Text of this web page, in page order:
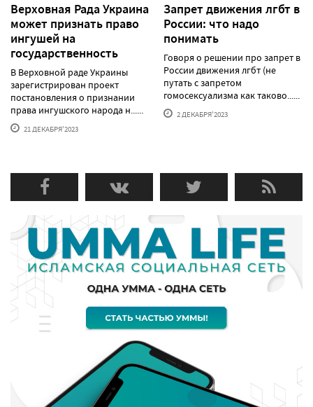
Верховная Рада Украина
может признать право
ингушей на
государственность
В Верховной раде Украины
зарегистрирован проект
постановления о признании
права ингушского народа н......
21 ДЕКАБРЯ'2023
Запрет движения лгбт в
России: что надо
понимать
Говоря о решении про запрет в
России движения лгбт (не
путать с запретом
гомосексуализма как таково......
2 ДЕКАБРЯ'2023